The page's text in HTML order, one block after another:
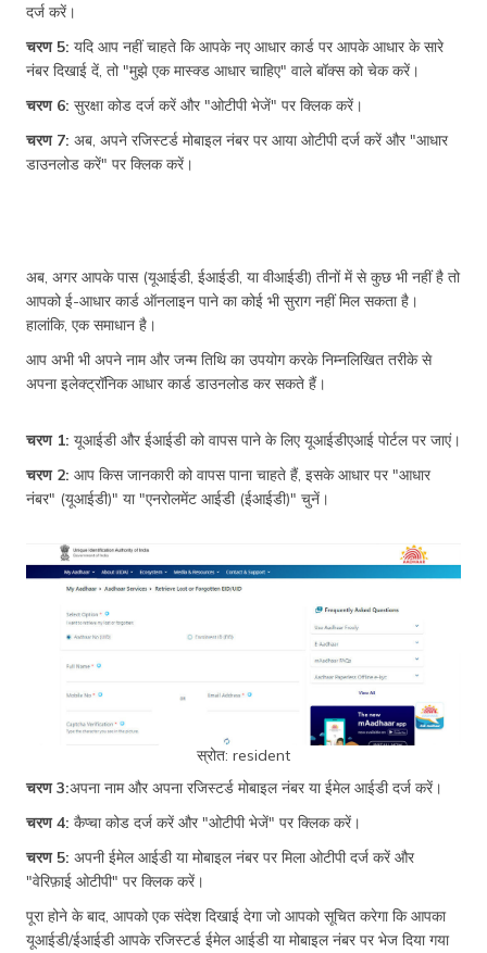
दर्ज करें।
चरण 5: यदि आप नहीं चाहते कि आपके नए आधार कार्ड पर आपके आधार के सारे
नंबर दिखाई दें, तो "मुझे एक मास्क्ड आधार चाहिए" वाले बॉक्स को चेक करें।
चरण 6: सुरक्षा कोड दर्ज करें और "ओटीपी भेजें" पर क्लिक करें।
चरण 7: अब, अपने रजिस्टर्ड मोबाइल नंबर पर आया ओटीपी दर्ज करें और "आधार
डाउनलोड करें" पर क्लिक करें।
अब, अगर आपके पास (यूआईडी, ईआईडी, या वीआईडी) तीनों में से कुछ भी नहीं है तो
आपको ई-आधार कार्ड ऑनलाइन पाने का कोई भी सुराग नहीं मिल सकता है।
हालांकि, एक समाधान है।
आप अभी भी अपने नाम और जन्म तिथि का उपयोग करके निम्नलिखित तरीके से
अपना इलेक्ट्रॉनिक आधार कार्ड डाउनलोड कर सकते हैं।
चरण 1: यूआईडी और ईआईडी को वापस पाने के लिए यूआईडीएआई पोर्टल पर जाएं।
चरण 2: आप किस जानकारी को वापस पाना चाहते हैं, इसके आधार पर "आधार
नंबर" (यूआईडी)" या "एनरोलमेंट आईडी (ईआईडी)" चुनें।
स्रोत: resident
चरण 3:अपना नाम और अपना रजिस्टर्ड मोबाइल नंबर या ईमेल आईडी दर्ज करें।
चरण 4: कैप्चा कोड दर्ज करें और "ओटीपी भेजें" पर क्लिक करें।
चरण 5: अपनी ईमेल आईडी या मोबाइल नंबर पर मिला ओटीपी दर्ज करें और
"वेरिफ़ाई ओटीपी" पर क्लिक करें।
पूरा होने के बाद, आपको एक संदेश दिखाई देगा जो आपको सूचित करेगा कि आपका
यूआईडी/ईआईडी आपके रजिस्टर्ड ईमेल आईडी या मोबाइल नंबर पर भेज दिया गया